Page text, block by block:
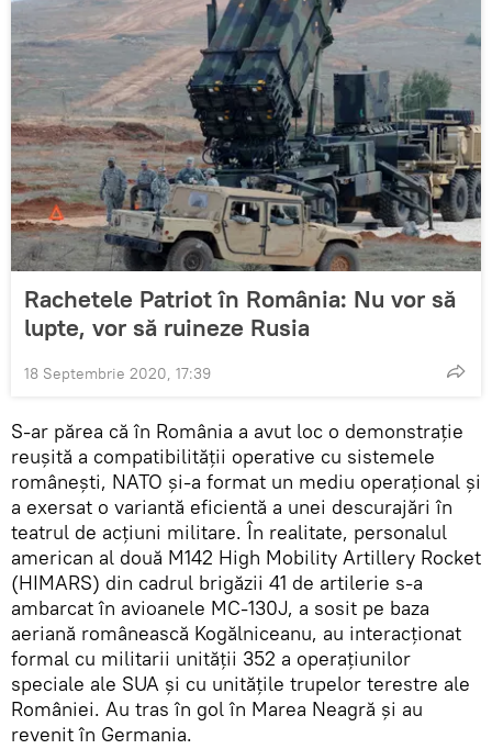
Rachetele Patriot în România: Nu vor să
lupte, vor să ruineze Rusia
18 Septembrie 2020, 17:39
S-ar părea că în România a avut loc o demonstrație
reușită a compatibilității operative cu sistemele
românești, NATO și-a format un mediu operațional și
a exersat o variantă eficientă a unei descurajări în
teatrul de acțiuni militare. În realitate, personalul
american al două M142 High Mobility Artillery Rocket
(HIMARS) din cadrul brigăzii 41 de artilerie s-a
ambarcat în avioanele MC-130J, a sosit pe baza
aeriană românească Kogălniceanu, au interacționat
formal cu militarii unității 352 a operațiunilor
speciale ale SUA și cu unitățile trupelor terestre ale
României. Au tras în gol în Marea Neagră și au
revenit în Germania.